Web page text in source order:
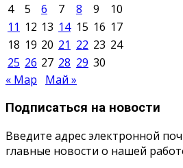
4
5 6 7 8 9
10
11 12 13 14 15 16 17
18 19 20 21 22 23 24
25 26 27 28 29 30
« Мар
Май »
Подписаться на новости
Введите адрес электронной
главные новости о нашей